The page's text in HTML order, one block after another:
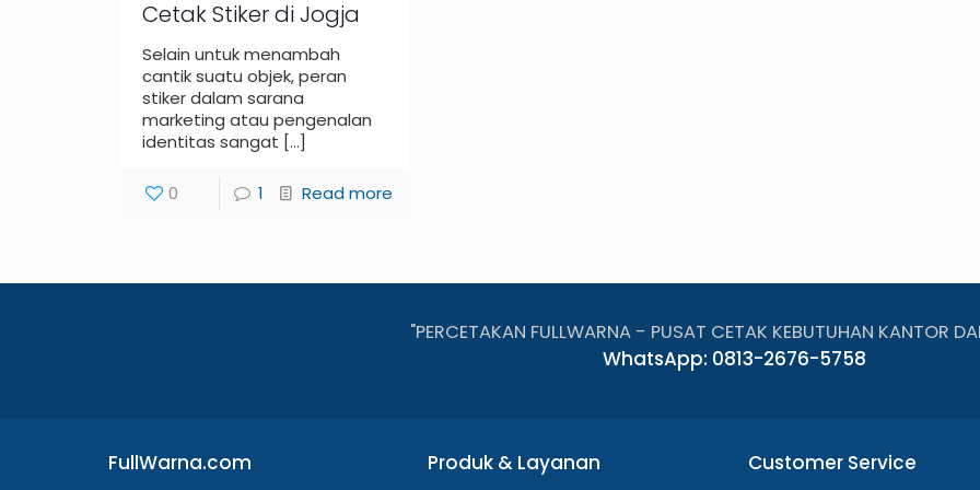
Cetak Stiker di Jogja
Selain untuk menambah
cantik suatu objek, peran
stiker dalam sarana
marketing atau pengenalan
identitas sangat […]
0 1 Read more
"PERCETAKAN FULLWARNA - PUSAT CETAK KEBUTUHAN KANTOR
WhatsApp: 0813-2676-5758
FullWarna.com Produk & Layanan Customer Service